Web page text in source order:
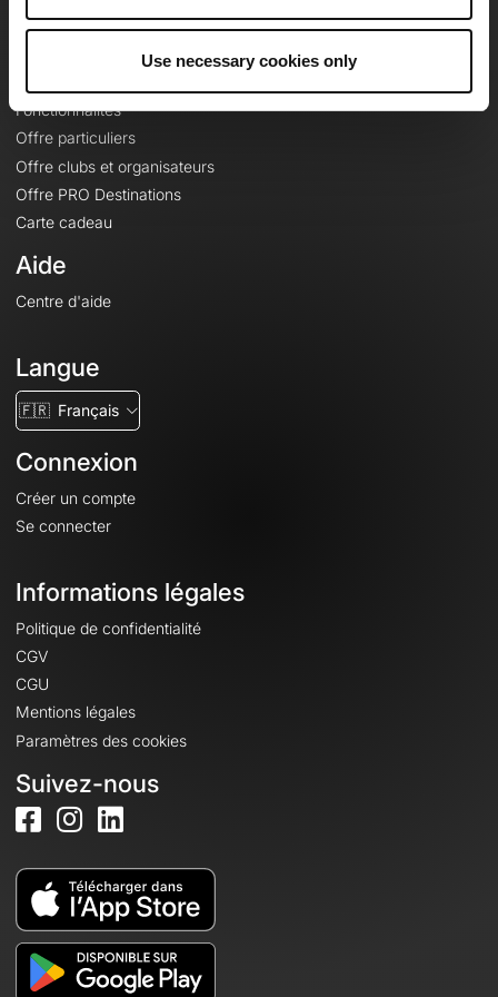
Use necessary cookies only
Fonctionnalités
Offre particuliers
Offre clubs et organisateurs
Offre PRO Destinations
Carte cadeau
Aide
Centre d'aide
Langue
🇫🇷 Français
Connexion
Créer un compte
Se connecter
Informations légales
Politique de confidentialité
CGV
CGU
Mentions légales
Paramètres des cookies
Suivez-nous